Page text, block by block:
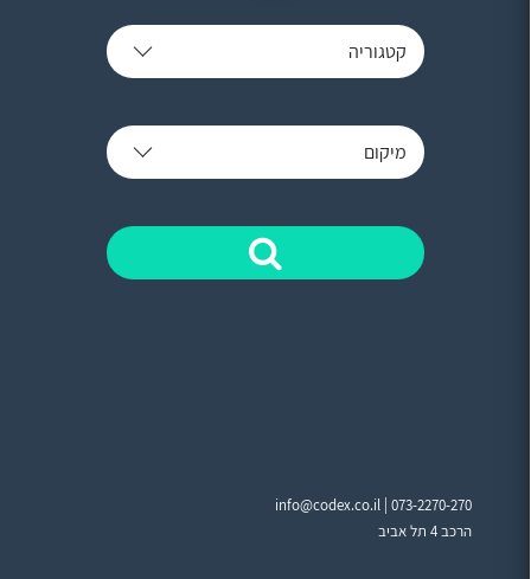
קטגוריה
מיקום
info@codex.co.il |073-2270-270
הרכב 4 תל אביב